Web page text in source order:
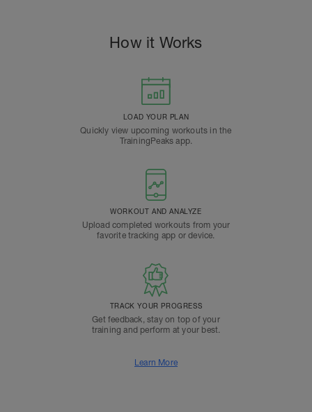
How it Works
LOAD YOUR PLAN
Quickly view upcoming workouts in the
TrainingPeaks app.
WORKOUT AND ANALYZE
Upload completed workouts from your
favorite tracking app or device.
TRACK YOUR PROGRESS
Get feedback, stay on top of your
training and perform at your best.
Learn More